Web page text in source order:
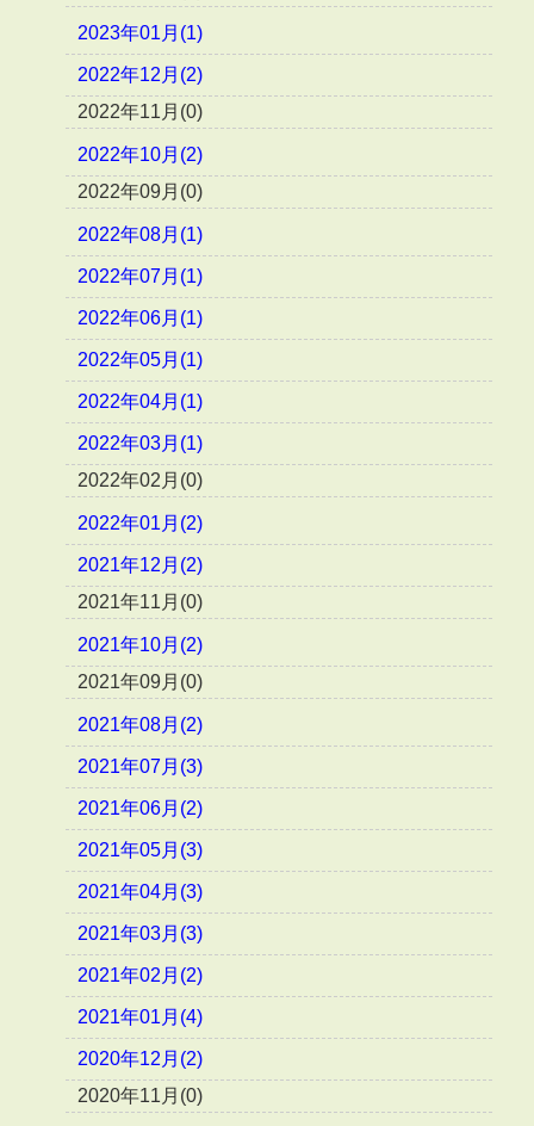
2023年01月(1)
2022年12月(2)
2022年11月(0)
2022年10月(2)
2022年09月(0)
2022年08月(1)
2022年07月(1)
2022年06月(1)
2022年05月(1)
2022年04月(1)
2022年03月(1)
2022年02月(0)
2022年01月(2)
2021年12月(2)
2021年11月(0)
2021年10月(2)
2021年09月(0)
2021年08月(2)
2021年07月(3)
2021年06月(2)
2021年05月(3)
2021年04月(3)
2021年03月(3)
2021年02月(2)
2021年01月(4)
2020年12月(2)
2020年11月(0)